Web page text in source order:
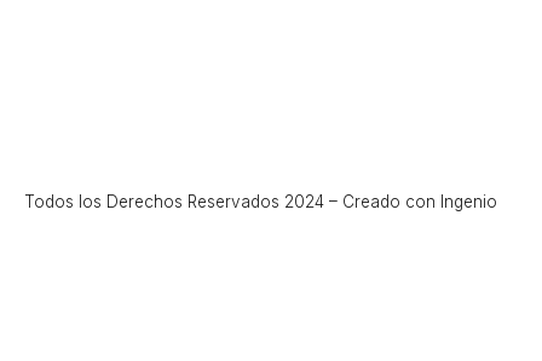
Todos los Derechos Reservados 2024 – Creado con Ingenio